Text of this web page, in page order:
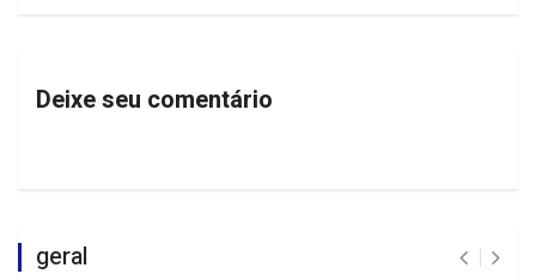
Deixe seu comentário
geral